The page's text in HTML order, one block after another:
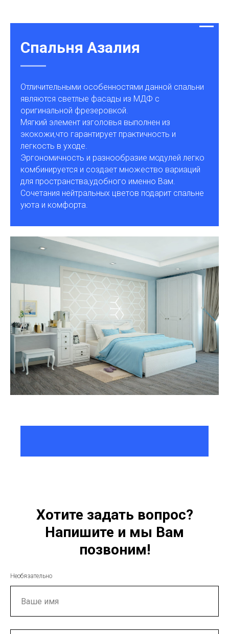
Спальня Азалия
Отличительными особенностями данной спальни
являются светлые фасады из МДФ с
оригинальной фрезеровкой.
Мягкий элемент изголовья выполнен из
экокожи,что гарантирует практичность и
легкость в уходе.
Эргономичность и разнообразие модулей легко
комбинируется и создает множество вариаций
для пространства,удобного именно Вам.
Сочетания нейтральных цветов подарит спальне
уюта и комфорта.
Хотите задать вопрос?
Напишите и мы Вам
позвоним!
Необязательно